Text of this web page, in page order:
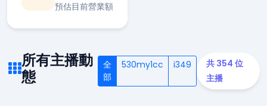
預估目前營業額
所有主播動
態
全
部
530my1cc i349
共 354 位
主播